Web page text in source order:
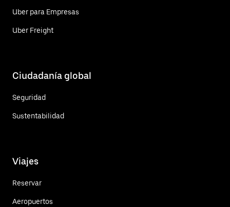
Uber para Empresas
Uber Freight
Ciudadanía global
Seguridad
Sustentabilidad
Viajes
Reservar
Aeropuertos